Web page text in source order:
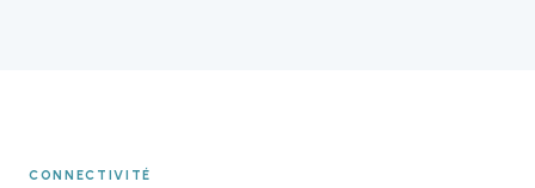
CONNECTIVITÉ